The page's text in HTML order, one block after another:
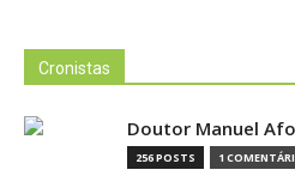
Cronistas
Doutor Manuel
256 POSTS 1